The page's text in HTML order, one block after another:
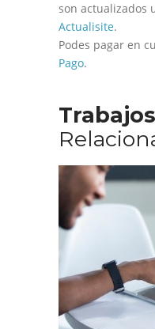
son actualizados
Actualisite.
Podes pagar en
Pago.
Trabajos
Rediseño